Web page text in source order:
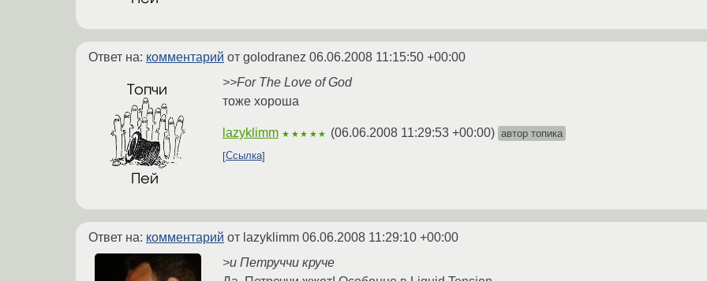
Ответ на: комментарий от golodranez 06.06.2008 11:15:50 +00:00
>>For The Love of God
тоже хороша
lazyklimm ★★★★★ (06.06.2008 11:29:53 +00:00) автор топика
Ссылка
Ответ на: комментарий от lazyklimm 06.06.2008 11:29:10 +00:00
>и Петруччи круче